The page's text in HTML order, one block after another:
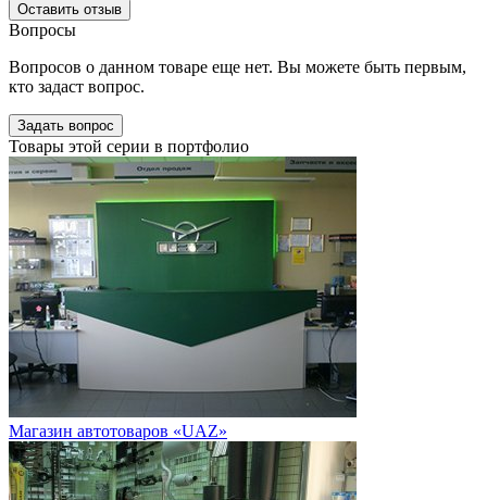
Оставить отзыв
Вопросы
Вопросов о данном товаре еще нет. Вы можете быть первым,
кто задаст вопрос.
Задать вопрос
Товары этой серии в портфолио
Магазин автотоваров «UAZ»